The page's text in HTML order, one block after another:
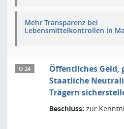
Mehr Transparenz bei
Lebensmittelkontrollen in
Ö 24
Öffentliches Geld,
Staatliche
Trägern
Beschluss: zur